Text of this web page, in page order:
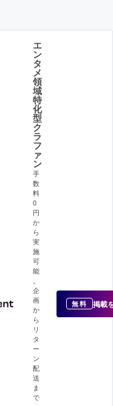
エ
ン
タ
メ
領
域
特
化
型
ク
ラ
フ
ァ
ン
手
数
料
0
円
か
ら
実
施
可
能
企
画
か
ら
リ
タ
ー
ン
配
送
ま
で
無料 掲載